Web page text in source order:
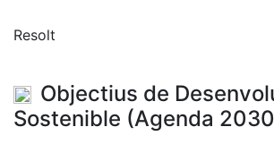
Resolt
Objectius de
Sostenible (Agenda